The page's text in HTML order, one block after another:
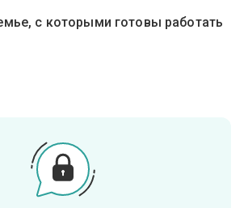
с которыми готовы работать